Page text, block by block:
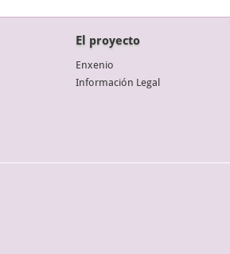
El proyecto
Enxenio
Información Legal